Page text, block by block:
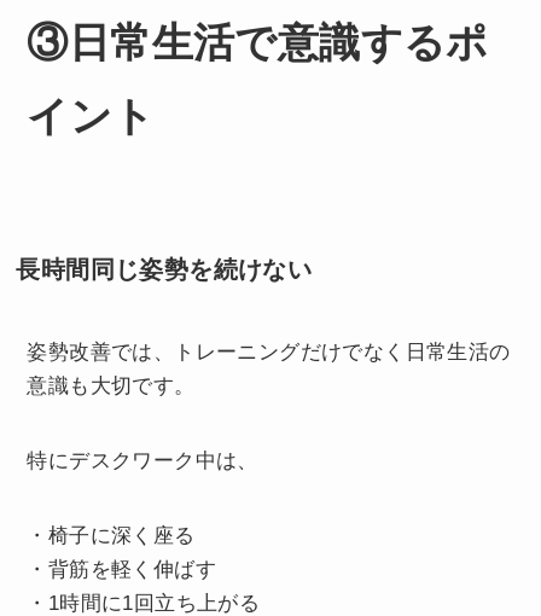
③日常生活で意識するポ
イント
長時間同じ姿勢を続けない
姿勢改善では、トレーニングだけでなく日常生活の
意識も大切です。
特にデスクワーク中は、
・椅子に深く座る
・背筋を軽く伸ばす
・1時間に1回立ち上がる